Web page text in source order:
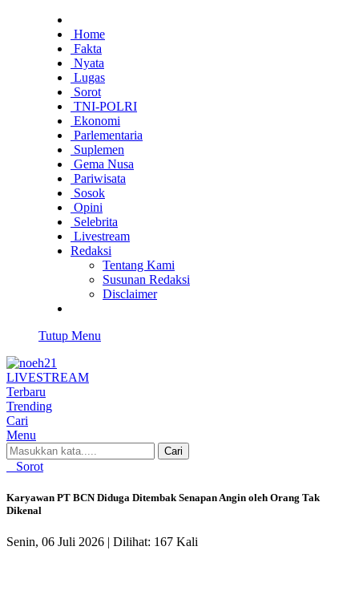
Home
Fakta
Nyata
Lugas
Sorot
TNI-POLRI
Ekonomi
Parlementaria
Suplemen
Gema Nusa
Pariwisata
Sosok
Opini
Selebrita
Livestream
Redaksi
Tentang Kami
Susunan Redaksi
Disclaimer
Tutup Menu
LIVESTREAM
Terbaru
Trending
Cari
Menu
Cari
Sorot
Karyawan PT BCN Diduga Ditembak Senapan Angin oleh Orang Tak
Dikenal
Senin, 06 Juli 2026 | Dilihat: 167 Kali